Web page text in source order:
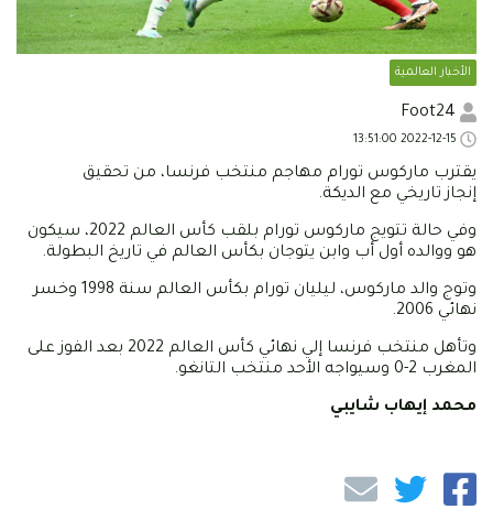
الأخبار العالمية
يقترب ماركوس تورام مهاجم منتخب فرنسا، من تحقيق
إنجاز تاريخي مع الديكة.
وفي حالة تتويج ماركوس تورام بلقب كأس العالم 2022، سيكون
هو ووالده أول أب وابن يتوجان بكأس العالم في تاريخ البطولة.
وتوج والد ماركوس، ليليان تورام بكأس العالم سنة 1998 وخسر
نهائي 2006.
وتأهل منتخب فرنسا إلي نهائي كأس العالم 2022 بعد الفوز على
المغرب 2-0 وسيواجه الأحد منتخب التانغو.
محمد إيهاب شايبي